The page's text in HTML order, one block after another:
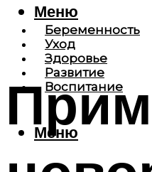
Беременность
Уход
Здоровье
Развитие
Воспитание
Меню
Меню